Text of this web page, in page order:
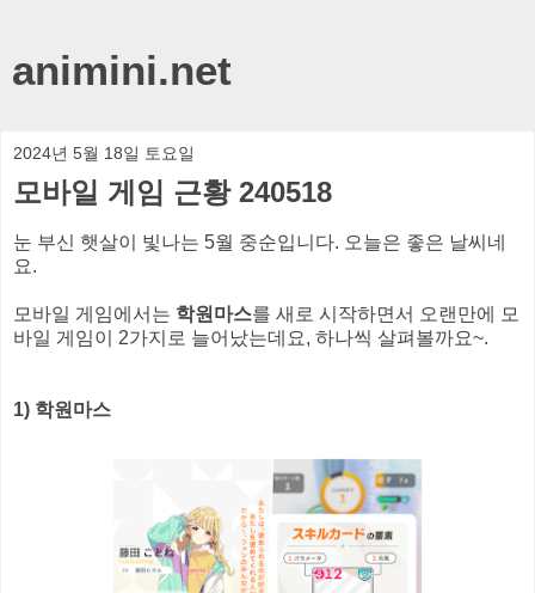
animini.net
2024년 5월 18일 토요일
모바일 게임 근황 240518
눈 부신 햇살이 빛나는 5월 중순입니다. 오늘은 좋은 날씨네
요.
모바일 게임에서는 학원마스를 새로 시작하면서 오랜만에 모
바일 게임이 2가지로 늘어났는데요, 하나씩 살펴볼까요~.
1) 학원마스